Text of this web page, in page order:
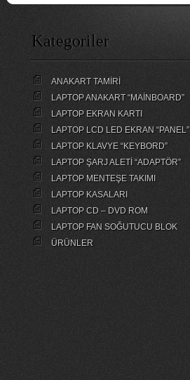
Kategoriler
ANAKART TAMİRİ
LAPTOP ANAKART “MAİNBOARD”
LAPTOP EKRAN KARTI
LAPTOP LCD LED EKRAN “PANEL”
LAPTOP KLAVYE “KEYBORD”
LAPTOP ŞARJ ALETİ “ADAPTÖR”
LAPTOP MENTEŞE TAKIMI
LAPTOP KASALARI
LAPTOP CD – DVD ROM
LAPTOP FAN SOĞUTUCU BLOK
ÜRÜNLER